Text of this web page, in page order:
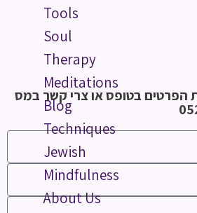
Tools
Soul
Therapy
Meditations
Blog
Techniques
Jewish
Mindfulness
About Us
הפרטים בטופס או צרי קשר במס